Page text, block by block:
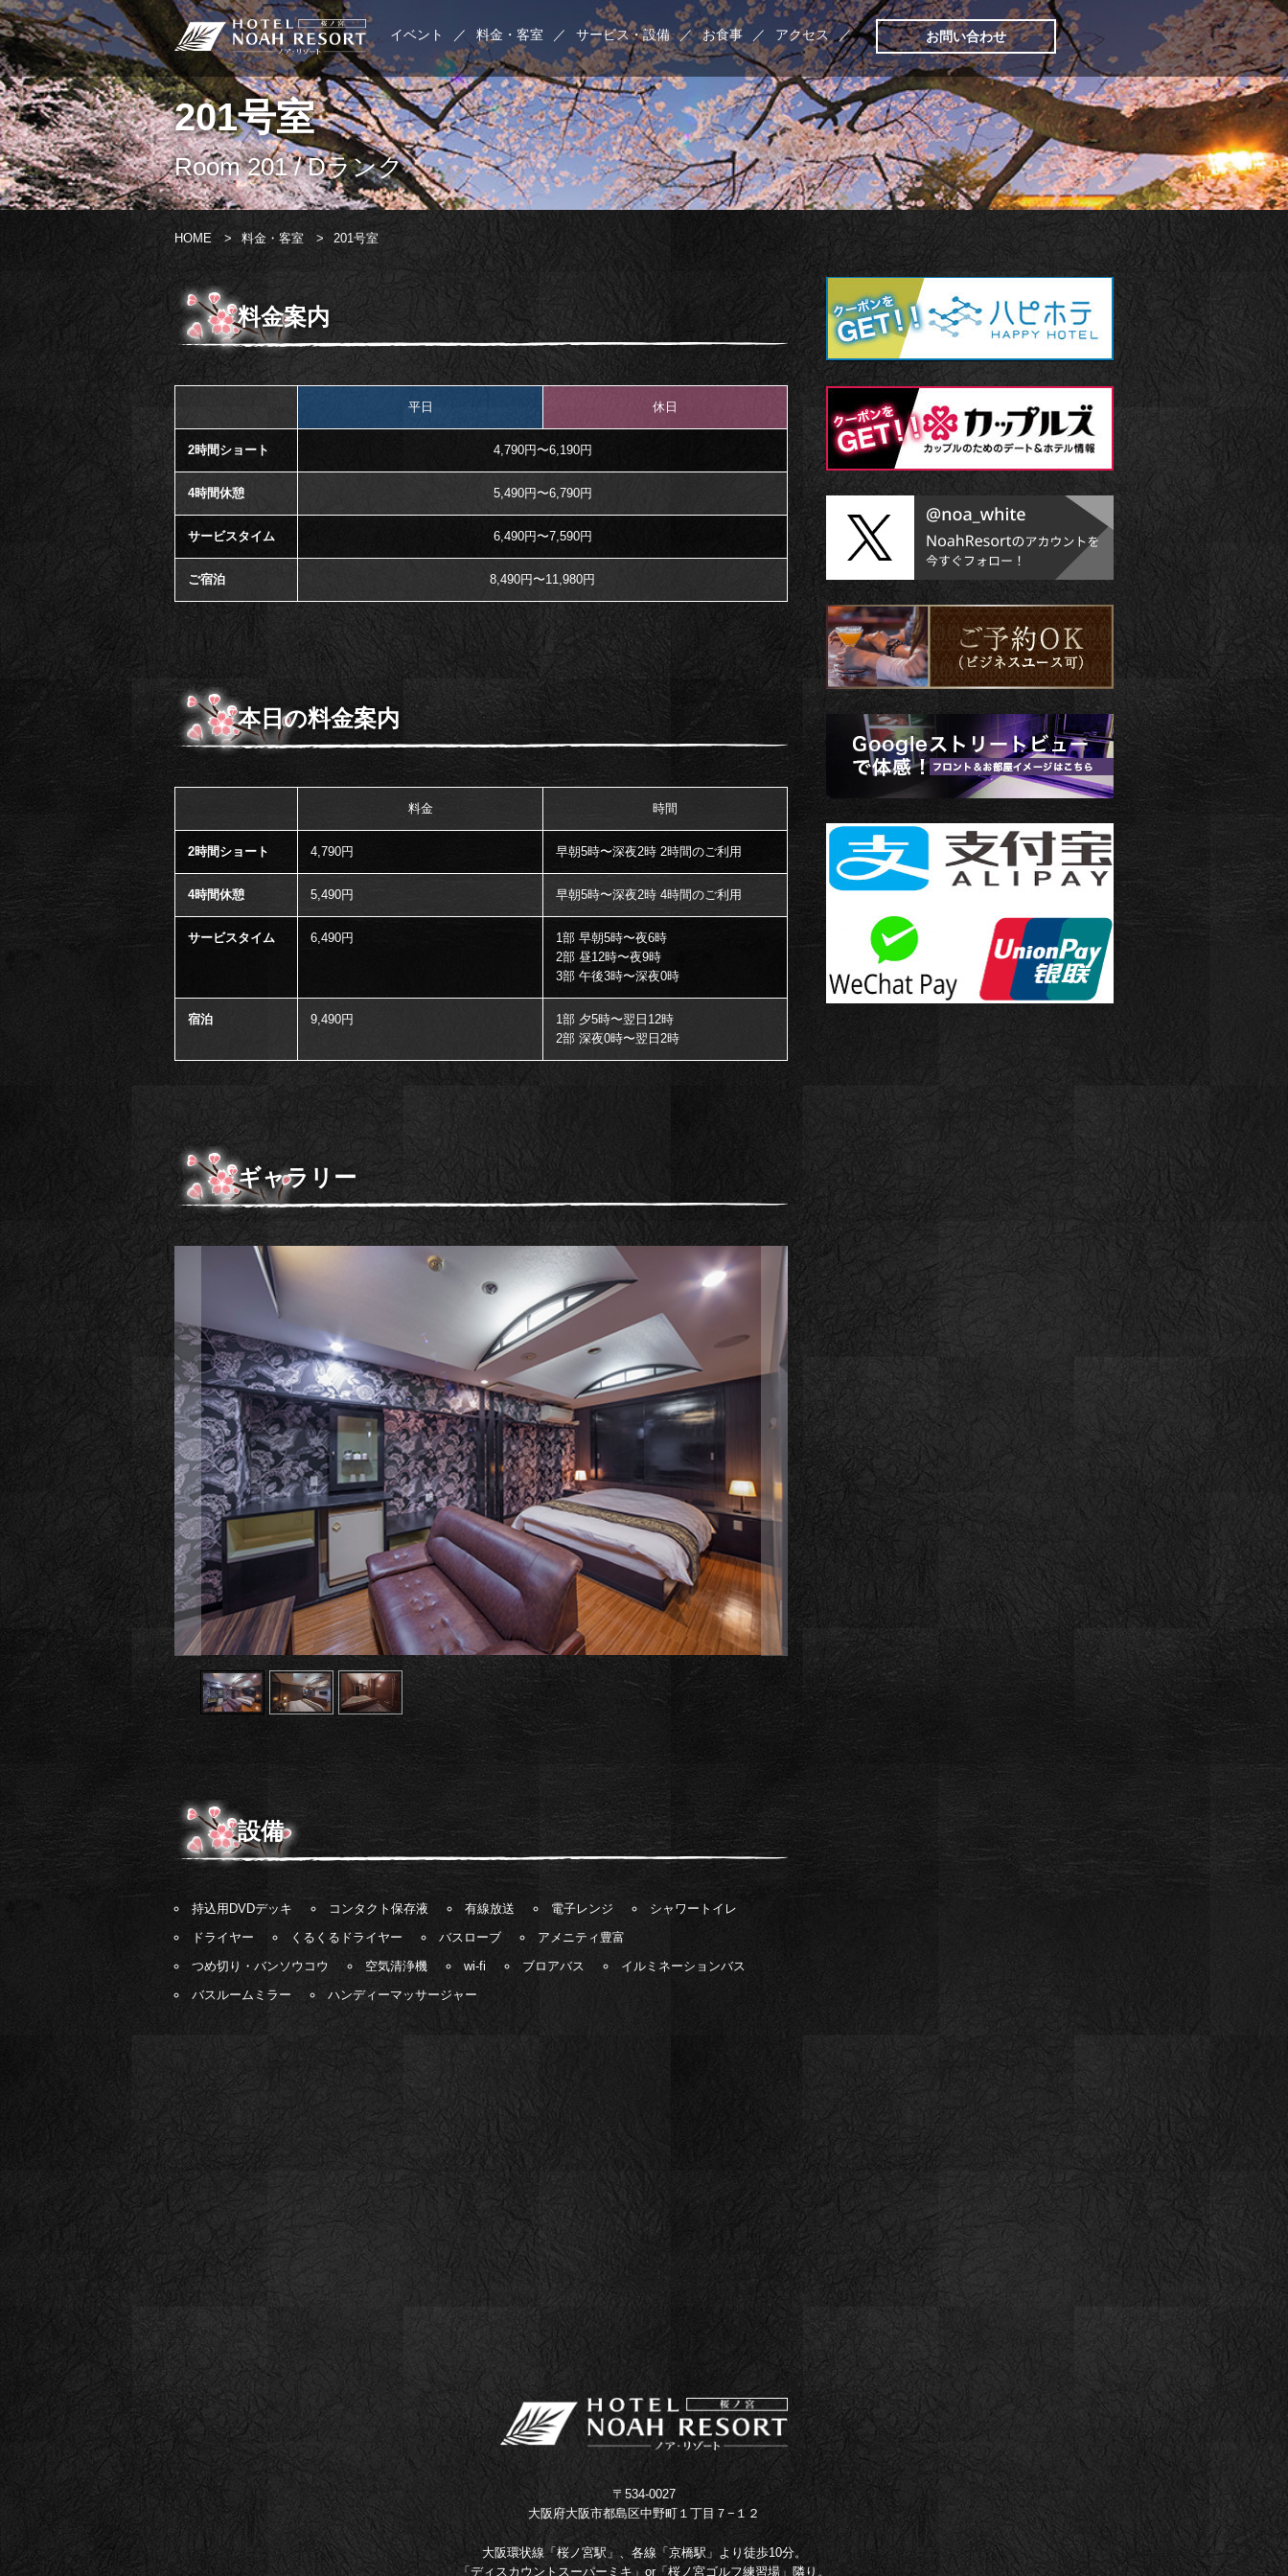
イベント ／ 料金・客室 ／ サービス・設備 ／ お食事 ／ アクセス ／ お問い合わせ
201号室
Room 201 / Dランク
HOME > 料金・客室 > 201号室
料金案内
平日 休日
2時間ショート 4,790円〜6,190円
4時間休憩 5,490円〜6,790円
サービスタイム 6,490円〜7,590円
ご宿泊 8,490円〜11,980円
本日の料金案内
料金 時間
2時間ショート 4,790円 早朝5時〜深夜2時 2時間のご利用
4時間休憩 5,490円 早朝5時〜深夜2時 4時間のご利用
サービスタイム 6,490円
1部 早朝5時〜夜6時
2部 昼12時〜夜9時
3部 午後3時〜深夜0時
宿泊 9,490円
1部 夕5時〜翌日12時
2部 深夜0時〜翌日2時
ギャラリー
設備
持込用DVDデッキ コンタクト保存液 有線放送 電子レンジ
シャワートイレ
ドライヤー
くるくるドライヤー バスローブ
アメニティ豊富
つめ切り・バンソウコウ
空気清浄機 wi-fi ブロアバス
イルミネーションバス
バスルームミラー
ハンディーマッサージャー
〒534-0027
大阪府大阪市都島区中野町１丁目７−１２
大阪環状線「桜ノ宮駅」、各線「京橋駅」より徒歩10分。
「ディスカウントスーパーミキ」or「桜ノ宮ゴルフ練習場」隣り。